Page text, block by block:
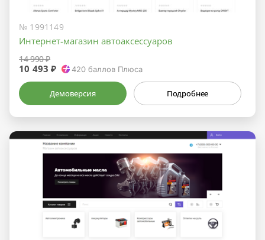
№ 1991149
Интернет-магазин автоаксессуаров
14 990 ₽
10 493 ₽ 420баллов Плюса
Демоверсия Подробнее